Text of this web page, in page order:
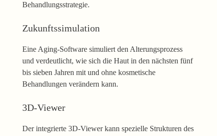
Behandlungsstrategie.
Zukunftssimulation
Eine Aging-Software simuliert den Alterungsprozess
und verdeutlicht, wie sich die Haut in den nächsten fünf
bis sieben Jahren mit und ohne kosmetische
Behandlungen verändern kann.
3D-Viewer
Der integrierte 3D-Viewer kann spezielle Strukturen des